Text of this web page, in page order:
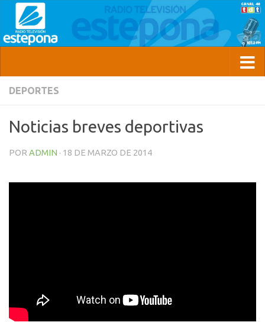
DEPORTES
Noticias breves deportivas
POR ADMIN · 18 DE MARZO DE 2014